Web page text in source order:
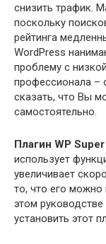
снизить трафик.
поскольку
рейтинга
WordPress
проблему с
профессионала –
сказать, что Вы
самостоятельно.
Плагин WP
использует
увеличивает
то, что его можно
этом
установить этот